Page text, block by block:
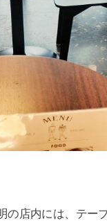
の店内には、テー